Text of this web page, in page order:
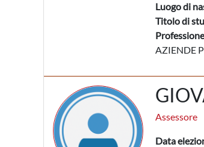
Luogo di
Titolo di
AZIENDE
Assessore
Data